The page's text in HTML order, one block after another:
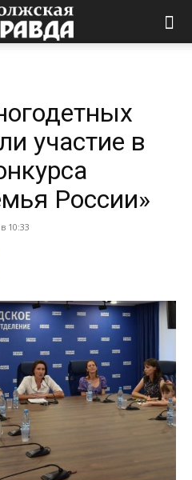
участие в
России»
10:33